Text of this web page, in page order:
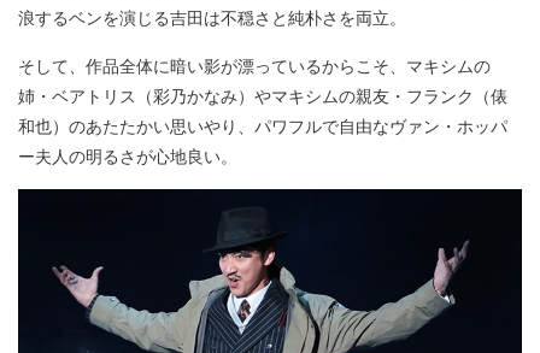
浪するベンを演じる吉田は不穏さと純朴さを両立。
そして、作品全体に暗い影が漂っているからこそ、マキシムの
姉・ベアトリス（彩乃かなみ）やマキシムの親友・フランク（俵
和也）のあたたかい思いやり、パワフルで自由なヴァン・ホッパ
ー夫人の明るさが心地良い。